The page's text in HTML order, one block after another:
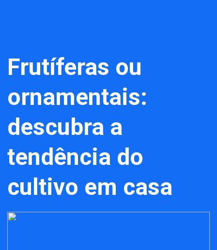
Frutíferas ou
ornamentais:
descubra a
tendência do
cultivo em casa